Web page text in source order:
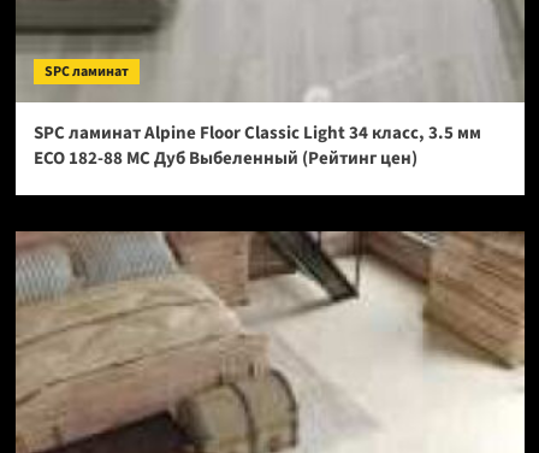
SPC ламинат
SPC ламинат Alpine Floor Classic Light 34 класс, 3.5 мм
ECO 182-88 МС Дуб Выбеленный (Рейтинг цен)